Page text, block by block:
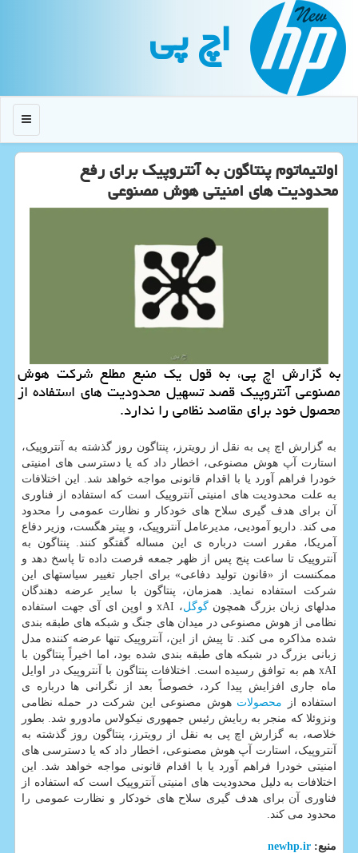
اچ پی
منو
اولتیماتوم پنتاگون به آنتروپیک برای رفع
محدودیت های امنیتی هوش مصنوعی
به گزارش اچ پی، به قول یک منبع مطلع شرکت هوش
مصنوعی آنتروپیک قصد تسهیل محدودیت های استفاده از
محصول خود برای مقاصد نظامی را ندارد.
به گزارش اچ پی به نقل از رویترز، پنتاگون روز گذشته به آنتروپیک،
استارت آپ هوش مصنوعی، اخطار داد که یا دسترسی های امنیتی
خودرا فراهم آورد یا با اقدام قانونی مواجه خواهد شد. این اختلافات
به علت محدودیت های امنیتی آنتروپیک است که استفاده از فناوری
آن برای هدف گیری سلاح های خودکار و نظارت عمومی را محدود
می کند. داریو آمودیی، مدیرعامل آنتروپیک، و پیتر هگست، وزیر دفاع
آمریکا، مقرر است درباره ی این مساله گفتگو کنند. پنتاگون به
آنتروپیک تا ساعت پنج پس از ظهر جمعه فرصت داده تا پاسخ دهد و
ممکنست از «قانون تولید دفاعی» برای اجبار تغییر سیاستهای این
شرکت استفاده نماید. همزمان، پنتاگون با سایر عرضه دهندگان
مدلهای زبان بزرگ همچونگوگل
، xAI و اوپن ای آی جهت استفاده
نظامی از هوش مصنوعی در میدان های جنگ و شبکه های طبقه بندی
شده مذاکره می کند. تا پیش از این، آنتروپیک تنها عرضه کننده مدل
زبانی بزرگ در شبکه های طبقه بندی شده بود، اما اخیراً پنتاگون با
xAI هم به توافق رسیده است. اختلافات پنتاگون با آنتروپیک در اوایل
ماه جاری افزایش پیدا کرد، خصوصاً بعد از نگرانی ها درباره ی
استفاده از محصولات هوش مصنوعی این شرکت در حمله نظامی
ونزوئلا که منجر به ربایش رئیس جمهوری نیکولاس مادورو شد. بطور
خلاصه، به گزارش اچ پی به نقل از رویترز، پنتاگون روز گذشته به
آنتروپیک، استارت آپ هوش مصنوعی، اخطار داد که یا دسترسی های
امنیتی خودرا فراهم آورد یا با اقدام قانونی مواجه خواهد شد. این
اختلافات به دلیل محدودیت های امنیتی آنتروپیک است که استفاده از
فناوری آن برای هدف گیری سلاح های خودکار و نظارت عمومی را
محدود می کند.
منبع: newhp.ir